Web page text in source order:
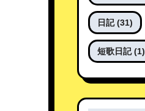
日記(31)
短歌日記(1)